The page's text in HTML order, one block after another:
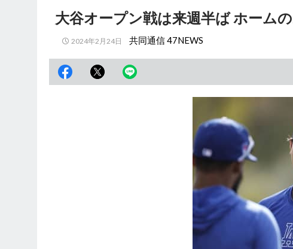
大谷オープン戦は来週半ば ホーム
2024年2月24日 共同通信 47NEWS